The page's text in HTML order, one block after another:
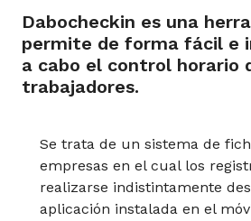
Dabocheckin es una
permite de forma fácil e
a cabo el control horario
trabajadores.
Se trata de un sistema de
empresas en el cual los
realizarse indistintamente
aplicación instalada en el